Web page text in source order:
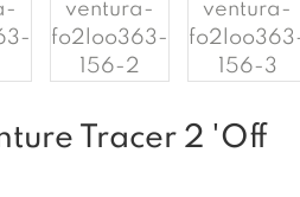
Tracer 2 'Off